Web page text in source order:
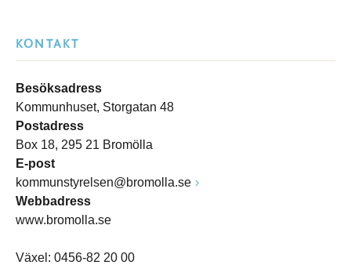
KONTAKT
Besöksadress
Kommunhuset, Storgatan 48
Postadress
Box 18, 295 21 Bromölla
E-post
kommunstyrelsen@bromolla.se
Webbadress
www.bromolla.se
Växel: 0456-82 20 00